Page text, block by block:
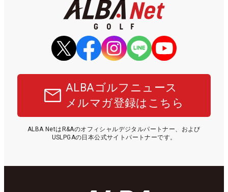
ALBAゴルフニュース
メルマガ登録はこちら
ALBA NetはR&Aのオフィシャルデジタルパートナー、および
USLPGAの日本公式サイトパートナーです。